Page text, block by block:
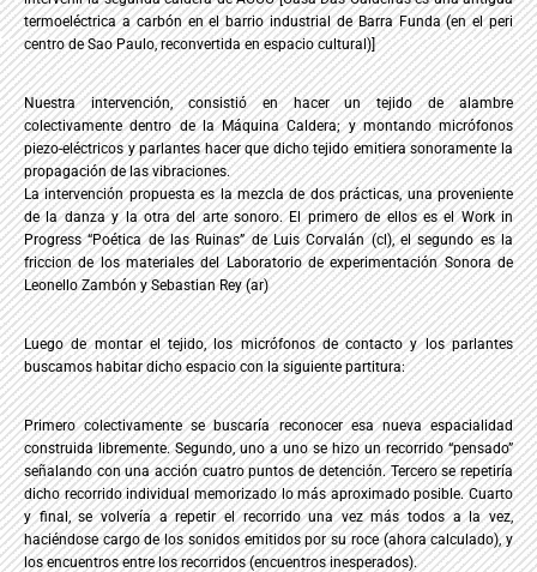
termoeléctrica a carbón en el barrio industrial de Barra Funda (en el peri
centro de Sao Paulo, reconvertida en espacio cultural)]
Nuestra intervención, consistió en hacer un tejido de alambre
colectivamente dentro de la Máquina Caldera; y montando micrófonos
piezo-eléctricos y parlantes hacer que dicho tejido emitiera sonoramente la
propagación de las vibraciones.
La intervención propuesta es la mezcla de dos prácticas, una proveniente
de la danza y la otra del arte sonoro. El primero de ellos es el Work in
Progress “Poética de las Ruinas” de Luis Corvalán (cl), el segundo es la
friccion de los materiales del Laboratorio de experimentación Sonora de
Leonello Zambón y Sebastian Rey (ar)
Luego de montar el tejido, los micrófonos de contacto y los parlantes
buscamos habitar dicho espacio con la siguiente partitura:
Primero colectivamente se buscaría reconocer esa nueva espacialidad
construida libremente. Segundo, uno a uno se hizo un recorrido “pensado”
señalando con una acción cuatro puntos de detención. Tercero se repetiría
dicho recorrido individual memorizado lo más aproximado posible. Cuarto
y final, se volvería a repetir el recorrido una vez más todos a la vez,
haciéndose cargo de los sonidos emitidos por su roce (ahora calculado), y
los encuentros entre los recorridos (encuentros inesperados).